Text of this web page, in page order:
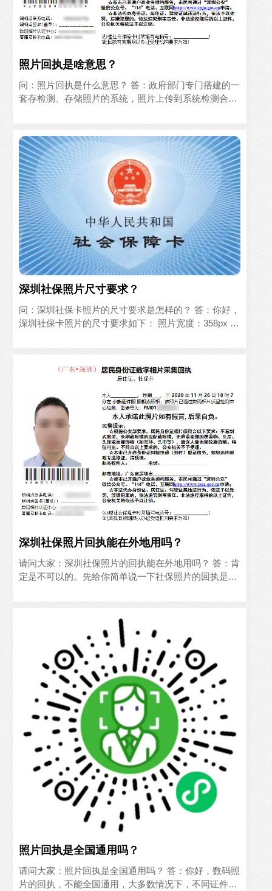
照片回执是啥意思？
问：照片回执是什么意思？ 答：政府部门专门搭建的一
套存检测、存储照片的系统，照片上传到系统检测合格
着...
深圳社保照片尺寸要求？
问：深圳社保卡照片的尺寸要求是怎样的？ 答：你好，
深圳社保卡照片的尺寸要求如下： 照片宽度：358px 照
深圳社保照片回执能在外地用吗？
请问大家：深圳社保照片的回执能在外地用吗？ 答：肯
定是不可以的。先给你简单说一下社保照片的回执是怎
照片回执是全国通用吗？
请问大家：照片回执是全国通用吗？ 答：你好，数码照
片的回执，不能全国通用，大多数情况下，不同证件的